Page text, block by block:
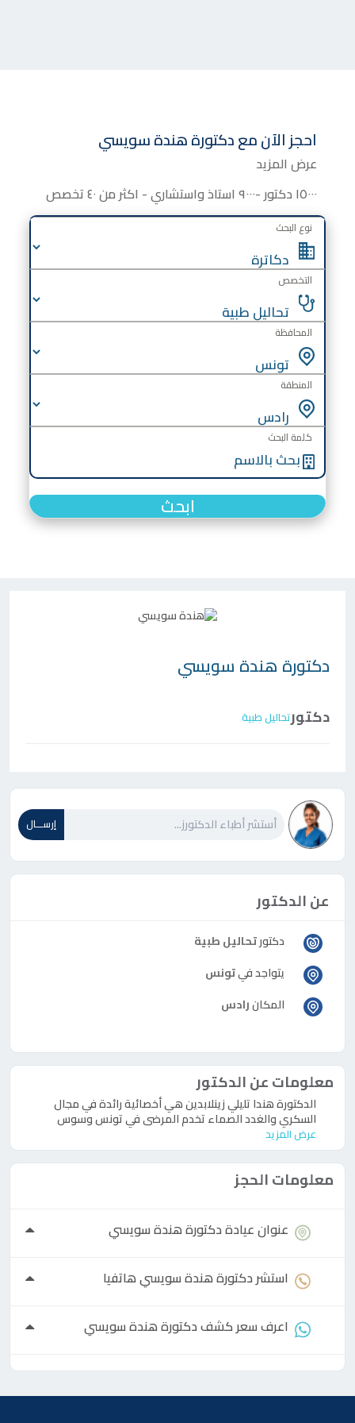
احجز الآن معدكتورةهندة سويسي
عرض المزيد
١٥٠٠٠ دكتور -٩٠٠٠ استاذ واستشاري - اكثر من ٤٠ تخصص
نوع البحث
التخصص
المحافظة
المنطقة
كلمة البحث
ابحث
دكتورة هندة سويسي
دكتورتحاليل طبية
إرســـال
عن الدكتور
دكتورتحاليل طبية
يتواجد فيتونس
المكانرادس
معلومات عن الدكتور
الدكتورة هندا تليلي زينلابدين هي أخصائية رائدة في مجال
السكري والغدد الصماء تخدم المرضى في تونس وسوس
عرض المزيد
معلومات الحجز
عنوان عيادةدكتورةهندة سويسي
استشردكتورةهندة سويسي هاتفيا
اعرف سعر كشفدكتورةهندة سويسي